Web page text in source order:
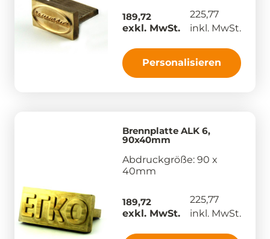
189,72
exkl. MwSt.
225,77
inkl. MwSt.
Personalisieren
Brennplatte ALK 6,
90x40mm
Abdruckgröße: 90 x
40mm
189,72
exkl. MwSt.
225,77
inkl. MwSt.